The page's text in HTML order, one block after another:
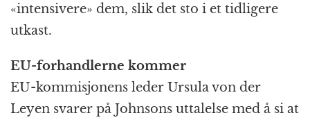
«intensivere» dem, slik det sto i et tidligere
utkast.
EU-forhandlerne kommer
EU-kommisjonens leder Ursula von der
Leyen svarer på Johnsons uttalelse med å si at